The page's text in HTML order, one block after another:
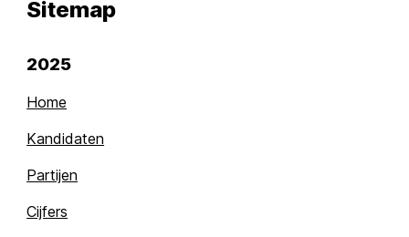
Sitemap
2025
Home
Kandidaten
Partijen
Cijfers